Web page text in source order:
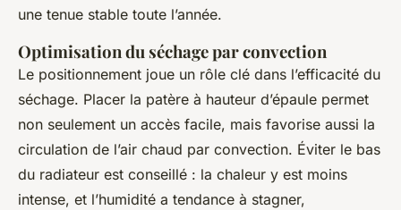
une tenue stable toute l’année.
Optimisation du séchage par convection
Le positionnement joue un rôle clé dans l’efficacité du
séchage. Placer la patère à hauteur d’épaule permet
non seulement un accès facile, mais favorise aussi la
circulation de l’air chaud par convection. Éviter le bas
du radiateur est conseillé : la chaleur y est moins
intense, et l’humidité a tendance à stagner,